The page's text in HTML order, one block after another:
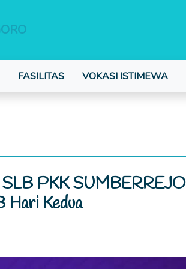
FASILITAS VOKASI ISTIMEWA
SLB PKK SUMBERREJO
Kedua